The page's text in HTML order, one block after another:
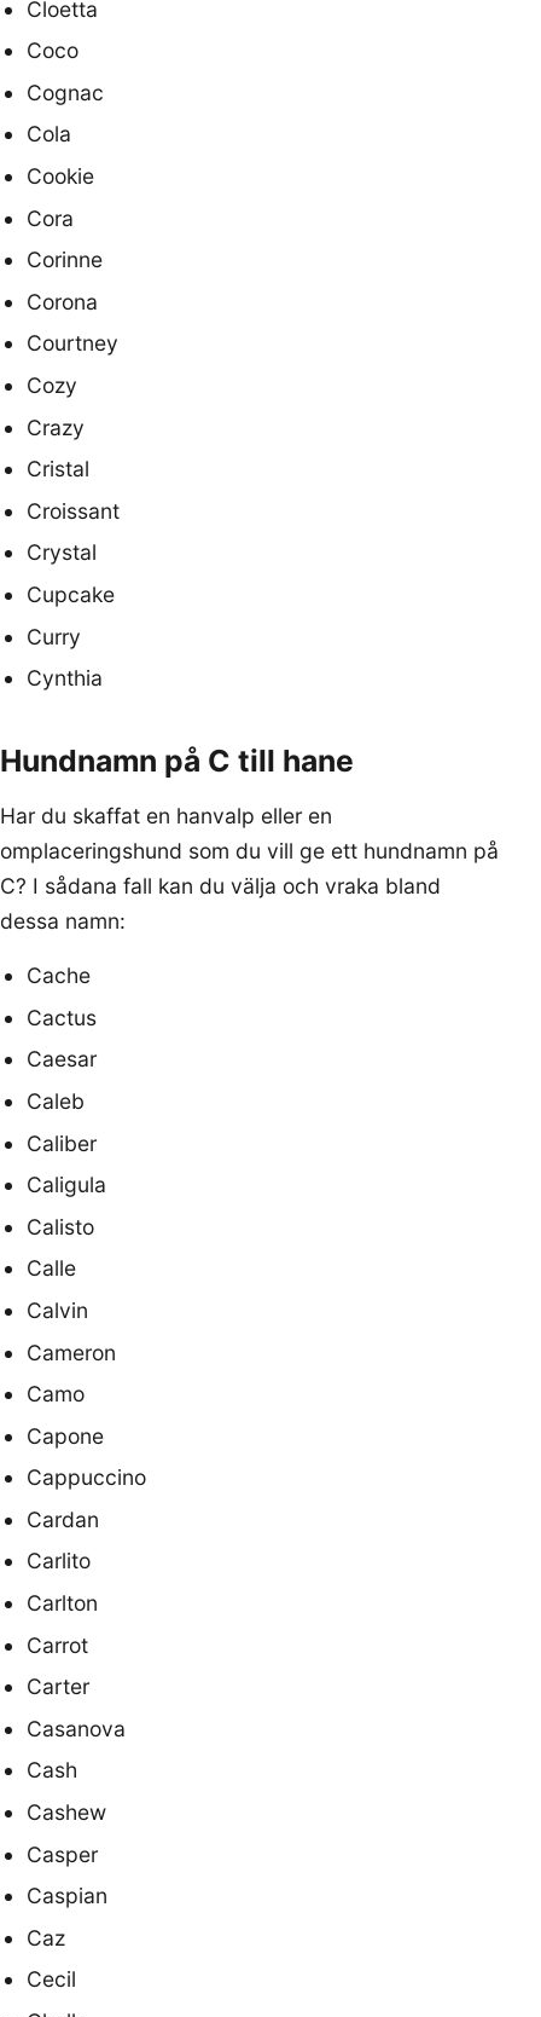
Cloetta
Coco
Cognac
Cola
Cookie
Cora
Corinne
Corona
Courtney
Cozy
Crazy
Cristal
Croissant
Crystal
Cupcake
Curry
Cynthia
Hundnamn på C till hane
Har du skaffat en hanvalp eller en
omplaceringshund som du vill ge ett hundnamn på
C? I sådana fall kan du välja och vraka bland
dessa namn:
Cache
Cactus
Caesar
Caleb
Caliber
Caligula
Calisto
Calle
Calvin
Cameron
Camo
Capone
Cappuccino
Cardan
Carlito
Carlton
Carrot
Carter
Casanova
Cash
Cashew
Casper
Caspian
Caz
Cecil